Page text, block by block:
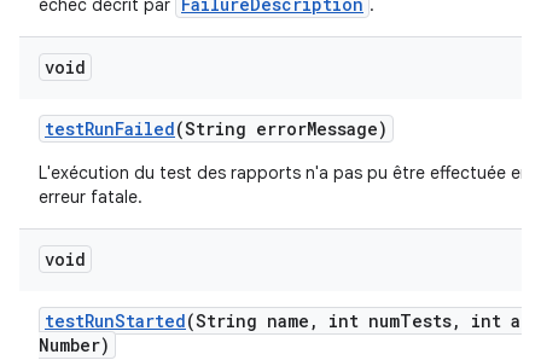
échec décrit par
.
void
testRunFailed(String errorMessage)
L'exécution du test des rapports n'a pas pu être effectuée en
erreur fatale.
void
testRunStarted(String name , int numTests,
int
Number)